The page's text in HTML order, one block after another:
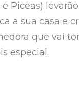
e Piceas)
a sua casa e
que vai
especial.